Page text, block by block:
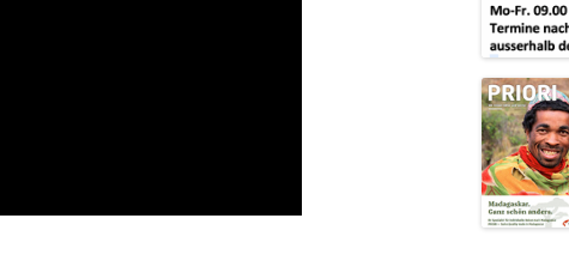
OSTERN 2021 IN MADAGASKAR
CORONA MADAGASKAR APRIL